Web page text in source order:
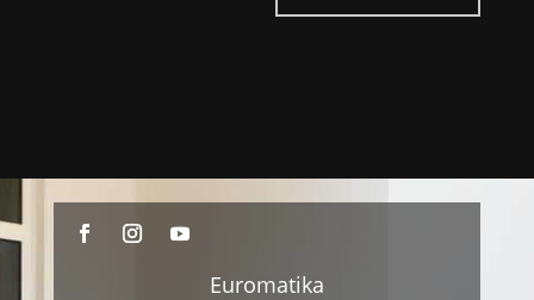
Euromatika